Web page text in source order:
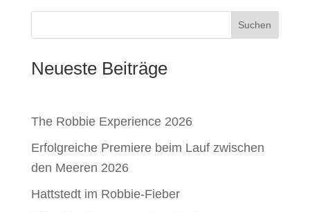
Suchen
Neueste Beiträge
The Robbie Experience 2026
Erfolgreiche Premiere beim Lauf zwischen
den Meeren 2026
Hattstedt im Robbie-Fieber